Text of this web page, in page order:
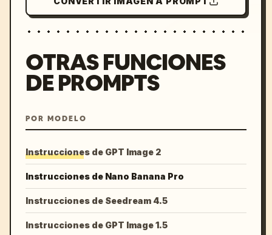
OTRAS FUNCIONES
DE PROMPTS
POR MODELO
Instrucciones de GPT Image 2
Instrucciones de Nano Banana Pro
Instrucciones de Seedream 4.5
Instrucciones de GPT Image 1.5